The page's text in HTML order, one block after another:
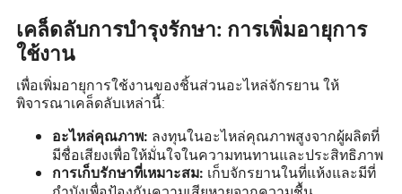
เคล็ดลับการบำรุงรักษา: การเพิ่มอายุการ
ใช้งาน
เพื่อเพิ่มอายุการใช้งานของชิ้นส่วนอะไหล่จักรยาน ให้
พิจารณาเคล็ดลับเหล่านี้:
อะไหล่คุณภาพ: ลงทุนในอะไหล่คุณภาพสูงจากผู้ผลิตที่
มีชื่อเสียงเพื่อให้มั่นใจในความทนทานและประสิทธิภาพ
การเก็บรักษาที่เหมาะสม: เก็บจักรยานในที่แห้งและมีที่